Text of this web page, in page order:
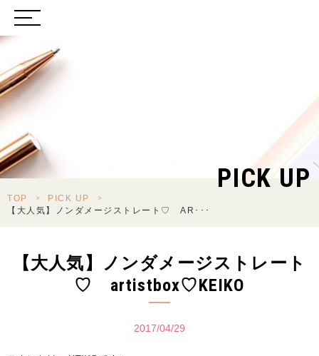
PICK UP
TOP > PICK UP
>
【大人気】ノンダメージストレート♡ AR･･･
【大人気】ノンダメージストレート
♡ artistbox♡KEIKO
2017/04/29